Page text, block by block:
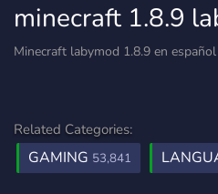
minecraft 1.8.9
Minecraft labymod 1.8.9 en español
Related Categories:
GAMING 53,841